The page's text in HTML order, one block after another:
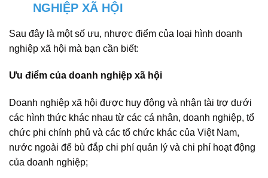
NGHIỆP XÃ HỘI
Sau đây là một số ưu, nhược điểm của loại hình doanh
nghiệp xã hội mà bạn cần biết:
Ưu điểm của doanh nghiệp xã hội
Doanh nghiệp xã hội được huy động và nhận tài trợ dưới
các hình thức khác nhau từ các cá nhân, doanh nghiệp, tổ
chức phi chính phủ và các tổ chức khác của Việt Nam,
nước ngoài để bù đắp chi phí quản lý và chi phí hoạt động
của doanh nghiệp;